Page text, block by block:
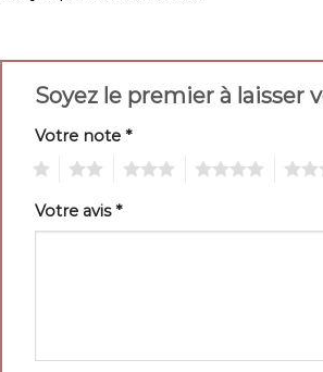
Soyez le premier à laisser
Votre note *
Votre avis*